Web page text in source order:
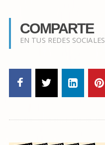
COMPARTE
EN TUS REDES SOCIALES